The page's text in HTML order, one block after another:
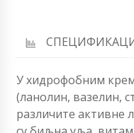
У хидрофобним
(ланолин, вазелин,
различите активне